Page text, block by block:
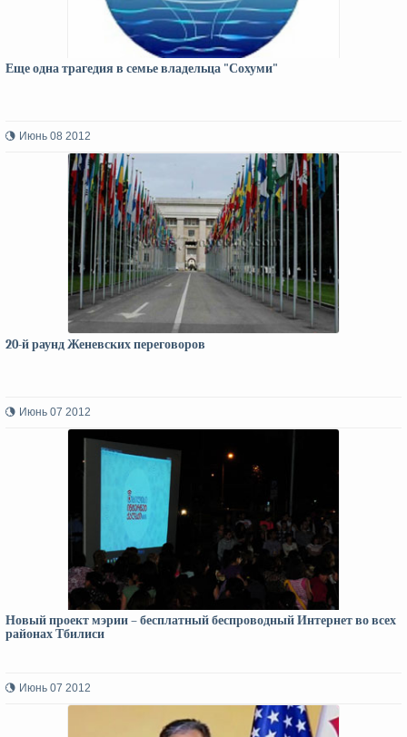
Еще одна трагедия в семье владельца "Сохуми"
Июнь 08 2012
20-й раунд Женевских переговоров
Июнь 07 2012
Новый проект мэрии – бесплатный беспроводный Интернет во всех
районах Тбилиси
Июнь 07 2012